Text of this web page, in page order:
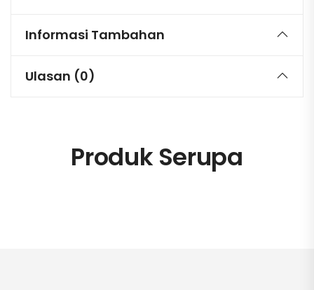
Informasi Tambahan
Ulasan (0)
Produk Serupa